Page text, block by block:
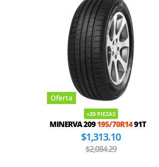
Oferta
+20 PIEZAS
MINERVA 209195/70R1491T
$1,313.10
$2,084.29